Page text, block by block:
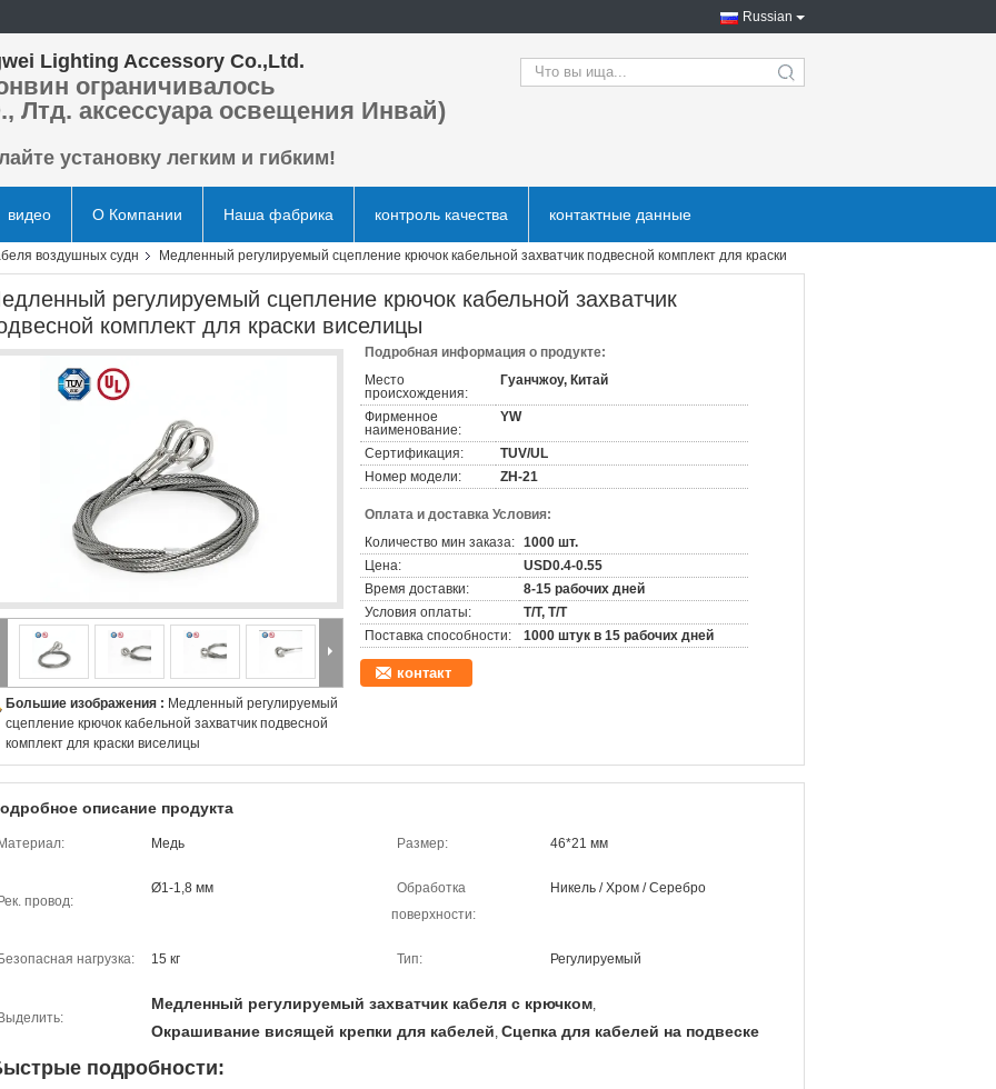
Russian
Lighting Accessory Co.,Ltd.
ограничивалось
Лтд. аксессуара освещения Инвай)
установку легким и гибким!
search
видео О Компании Наша фабрика контроль качества контактные данные
воздушных судн
Медленный регулируемый сцепление крючок кабельной захватчик подвесной комплект для краски
регулируемый сцепление крючок кабельной захватчик
комплект для краски виселицы
Большие изображения : Медленный регулируемый
сцепление крючок кабельной захватчик подвесной
комплект для краски виселицы
Подробная информация о продукте:
Место
происхождения:
Гуанчжоу, Китай
Фирменное
наименование:
YW
Сертификация:
TUV/UL
Номер модели:
ZH-21
Оплата и доставка Условия:
Количество мин заказа: 1000 шт.
Цена:
USD0.4-0.55
Время доставки:
8-15 рабочих дней
Условия оплаты:
T/T, T/T
Поставка способности:
1000 штук в 15 рабочих дней
контакт
описание продукта
Материал: Медь Размер: 46*21 мм
Рек. провод:
Ø1-1,8 мм
Обработка
поверхности:
Никель / Хром / Серебро
Безопасная нагрузка: 15 кг Тип: Регулируемый
Выделить:
Медленный регулируемый захватчик кабеля с крючком,
Окрашивание висящей крепки для кабелей, Сцепка для кабелей на подвеске
подробности: